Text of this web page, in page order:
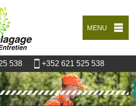
MENU
538 +352 621 525 538